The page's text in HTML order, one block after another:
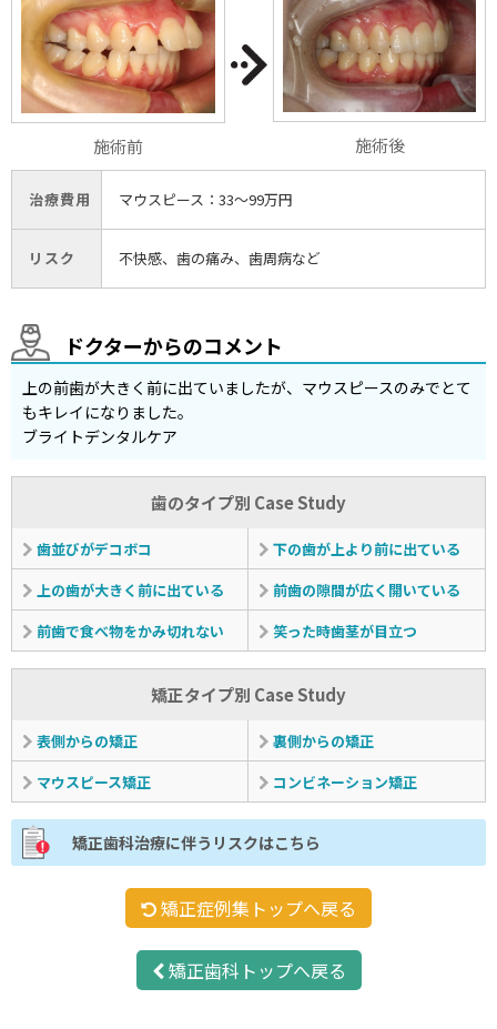
施術前 施術後
治療費用 マウスピース：33〜99万円
リスク 不快感、歯の痛み、歯周病など
ドクターからのコメント
上の前歯が大きく前に出ていましたが、マウスピースのみでとて
もキレイになりました。
ブライトデンタルケア
歯のタイプ別 Case Study
歯並びがデコボコ
下の歯が上より前に出ている
上の歯が大きく前に出ている
前歯の隙間が広く開いている
前歯で食べ物をかみ切れない
笑った時歯茎が目立つ
矯正タイプ別 Case Study
表側からの矯正
裏側からの矯正
マウスピース矯正
コンビネーション矯正
矯正歯科治療に伴うリスクはこちら
矯正症例集トップへ戻る
矯正歯科トップへ戻る